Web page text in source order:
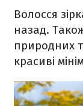
Волосся
назад.
природних
красиві